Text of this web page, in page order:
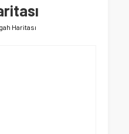
Haritası